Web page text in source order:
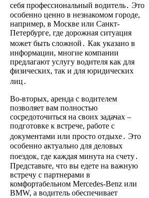
себя профессиональный водитель․ Это
особенно ценно в незнакомом городе,
например, в Москве или Санкт-
Петербурге, где дорожная ситуация
может быть сложной․ Как указано в
информации, многие компании
предлагают услугу водителя как для
физических, так и для юридических
лиц․
Во-вторых, аренда с водителем
позволяет вам полностью
сосредоточиться на своих задачах –
подготовке к встрече, работе с
документами или просто отдыхе․ Это
особенно актуально для деловых
поездок, где каждая минута на счету․
Представьте, что вы едете на важную
встречу с партнерами в
комфортабельном Mercedes-Benz или
BMW, а водитель обеспечивает